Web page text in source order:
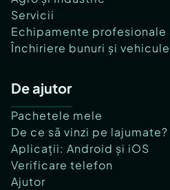
Servicii
Echipamente profesionale
Închiriere bunuri și vehicule
De ajutor
Pachetele mele
De ce să vinzi pe lajumate?
Aplicații: Android și iOS
Verificare telefon
Ajutor